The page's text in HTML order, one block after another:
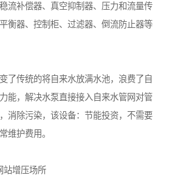
流补偿器、真空抑制器、压力和流量传
衡器、控制柜、过滤器、倒流防止器等
了传统的将自来水放满水池，浪费了自
能，解决水泵直接接入自来水管网对管
消除污染，该设备：节能投资，不需要
维护费用。
站增压场所